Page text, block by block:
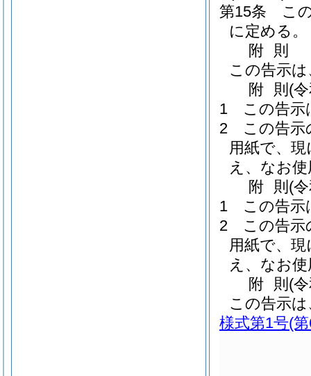
第15条
こ
に定める。
附 則
この告示
附 則 (
1
この告示
2
この告示
用紙で、
え、なお
附 則 (
1
この告示
2
この告示
用紙で、
え、なお
附 則 (
この告示
様式第1号(